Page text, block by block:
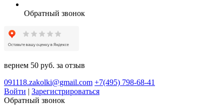
Обратный звонок
вернем 50 руб. за отзыв
091118.zakolki@gmail.com +7(495) 798-68-41
Войти | Зарегистрироваться
Обратный звонок